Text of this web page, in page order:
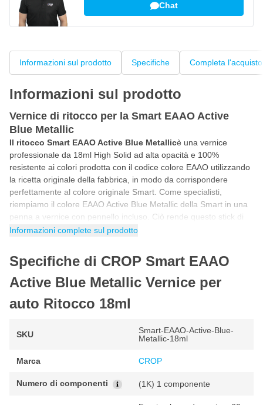
Chat
Informazioni sul prodotto Specifiche Completa l'acquisto
Informazioni sul prodotto
Vernice di ritocco per la Smart EAAO Active
Blue Metallic
Il ritocco Smart EAAO Active Blue Metallicè una vernice
professionale da 18ml High Solid ad alta opacità e 100%
resistente ai colori prodotta con il codice colore EAAO utilizzando
la ricetta originale della fabbrica, in modo da corrispondere
perfettamente al colore originale Smart. Come specialisti,
riempiamo il colore EAAO Active Blue Metallic della Smart in una
penna a vernice con pennello incluso. Ciò rende questo stick di
vernice per auto Smart EAAO Active Blue Metallic ideale per
piccoli danni alla vernice dell'auto.
Come ritoccare con la vernice Smart EAAO
Active Blue Metallic
Puoi ritoccare la vernice per auto Smart EAAO in 5 semplici
seguito avrai la certezza di utilizzare correttamente il colore
Smart per un risultato fantastico e originale di fabbrica.
Agitare il barattolo di vernice per auto prima dell'uso in modo
Prima di iniziare, fare sempre una prova con un pezzo di prova
Informazioni complete sul prodotto
Specifiche di CROP Smart EAAO
Active Blue Metallic Vernice per
auto Ritocco 18ml
SKU
Smart-EAAO-Active-Blue-
Metallic-18ml
Marca CROP
Numero di componenti (1K) 1 componente